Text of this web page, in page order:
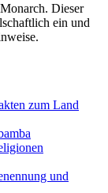
Dieser
ein und
zum Land
und